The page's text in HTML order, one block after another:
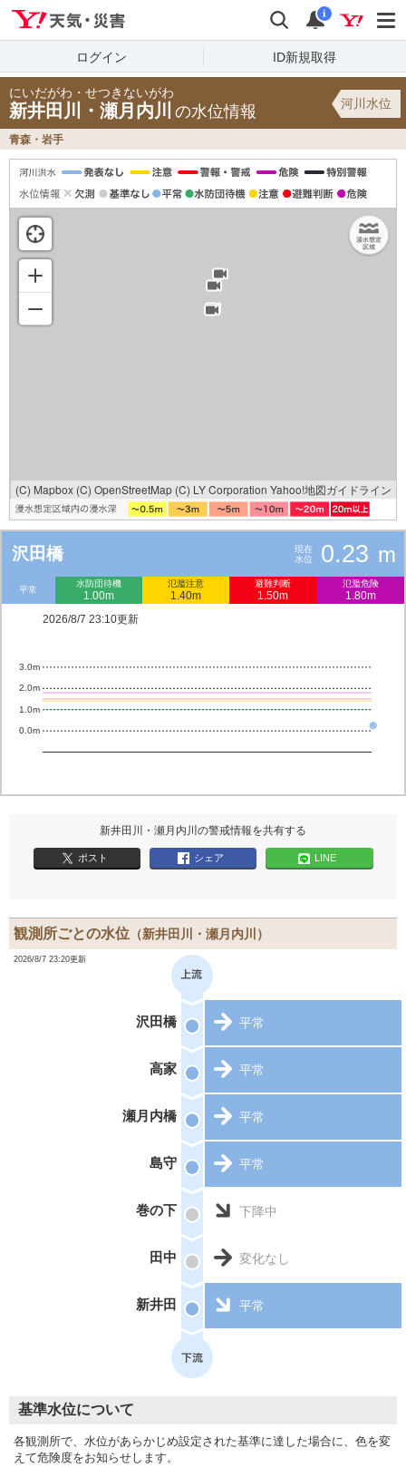
検索 通知
i
ログイン ID新規取得
にいだがわ・せつきないがわ
新井田川・瀬月内川 の水位情報 河川水位
青森・岩手
(C) Mapbox (C) OpenStreetMap (C) LY Corporation Yahoo!地図ガイドライン
沢田橋
現在
水位
0.23 m
平常
水防団待機
1.00m
氾濫注意
1.40m
避難判断
1.50m
氾濫危険
1.80m
2026/8/7 23:10更新
0.0m
1.0m
2.0m
3.0m
新井田川・瀬月内川の警戒情報を共有する
ポスト シェア LINE
観測所ごとの水位 （新井田川・瀬月内川）
2026/8/7 23:20更新
沢田橋 平常
高家 平常
瀬月内橋 平常
島守 平常
巻の下 下降中
田中 変化なし
新井田 平常
基準水位について
各観測所で、水位があらかじめ設定された基準に達した場合に、色を変
えて危険度をお知らせします。